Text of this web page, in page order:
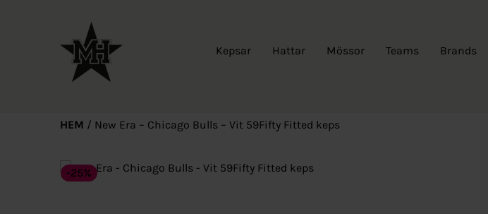
Kepsar Hattar Mössor Teams Brands
HEM / New Era – Chicago Bulls – Vit 59Fifty Fitted keps
-25%